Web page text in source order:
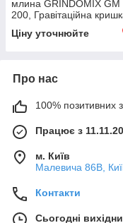
млина GRINDOMIX GM
200, Гравітаційна
ПП Контейнер скло/
Ціну уточнюйте
Про нас
100% позитивних з
Працює з
м. Київ
Малевича 86В,
Контакти
Сьогодні